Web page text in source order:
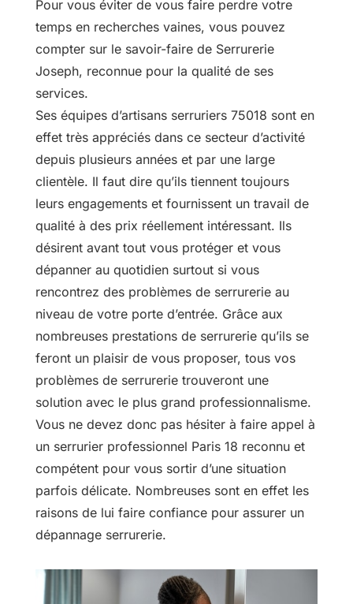
Pour vous éviter de vous faire perdre votre
temps en recherches vaines, vous pouvez
compter sur le savoir-faire de Serrurerie
Joseph, reconnue pour la qualité de ses
services.
Ses équipes d’artisans serruriers 75018 sont en
effet très appréciés dans ce secteur d’activité
depuis plusieurs années et par une large
clientèle. Il faut dire qu’ils tiennent toujours
leurs engagements et fournissent un travail de
qualité à des prix réellement intéressant. Ils
désirent avant tout vous protéger et vous
dépanner au quotidien surtout si vous
rencontrez des problèmes de serrurerie au
niveau de votre porte d’entrée. Grâce aux
nombreuses prestations de serrurerie qu’ils se
feront un plaisir de vous proposer, tous vos
problèmes de serrurerie trouveront une
solution avec le plus grand professionnalisme.
Vous ne devez donc pas hésiter à faire appel à
un serrurier professionnel Paris 18 reconnu et
compétent pour vous sortir d’une situation
parfois délicate. Nombreuses sont en effet les
raisons de lui faire confiance pour assurer un
dépannage serrurerie.